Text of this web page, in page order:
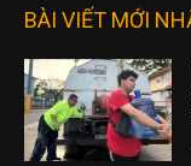
BÀI VIẾT MỚI